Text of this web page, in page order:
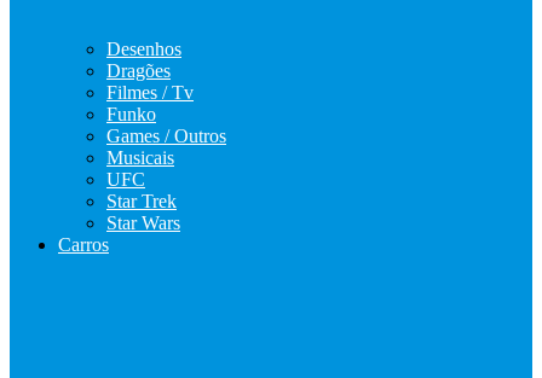
Desenhos
Dragões
Filmes / Tv
Funko
Games / Outros
Musicais
UFC
Star Trek
Star Wars
Carros